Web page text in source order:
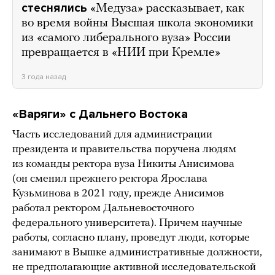
стеснялись «Медуза» рассказывает, как
во время войны Высшая школа экономики
из «самого либерального вуза» России
превращается в «НИИ при Кремле»
3 года назад
«Варяги» с Дальнего Востока
Часть исследований для администрации
президента и правительства поручена людям
из команды ректора вуза Никиты Анисимова
(он сменил прежнего ректора Ярослава
Кузьминова в 2021 году, прежде Анисимов
работал ректором Дальневосточного
федерального университета). Причем научные
работы, согласно плану, проведут люди, которые
занимают в Вышке административные должности,
не предполагающие активной исследовательской